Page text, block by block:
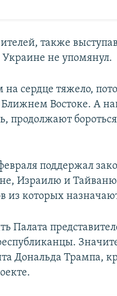
также
не упомянул.
сердце тяжело,
Ближнем Востоке. А
продолжают бороться
поддержал
Израилю и Тайваню
из которых
Палата
Дональда Трампа,